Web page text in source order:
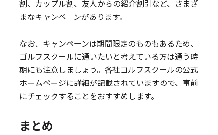
割、カップル割、友人からの紹介割引など、さまざ
まなキャンペーンがあります。
なお、キャンペーンは期間限定のものもあるため、
ゴルフスクールに通いたいと考えている方は通う時
期にも注意しましょう。各社ゴルフスクールの公式
ホームページに詳細が記載されていますので、事前
にチェックすることをおすすめします。
まとめ